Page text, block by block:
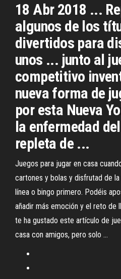
18 Abr 2018 ...
algunos de los
divertidos para
unos ... junto al
competitivo
nueva forma de
por esta Nueva
la enfermedad
repleta de ...
Juegos para jugar en casa
cartones y bolas y disfrutad de
línea o bingo primero. Podéis
añadir más emoción y el reto de
te ha gustado este artículo de
casa con amigos, pero solo ...